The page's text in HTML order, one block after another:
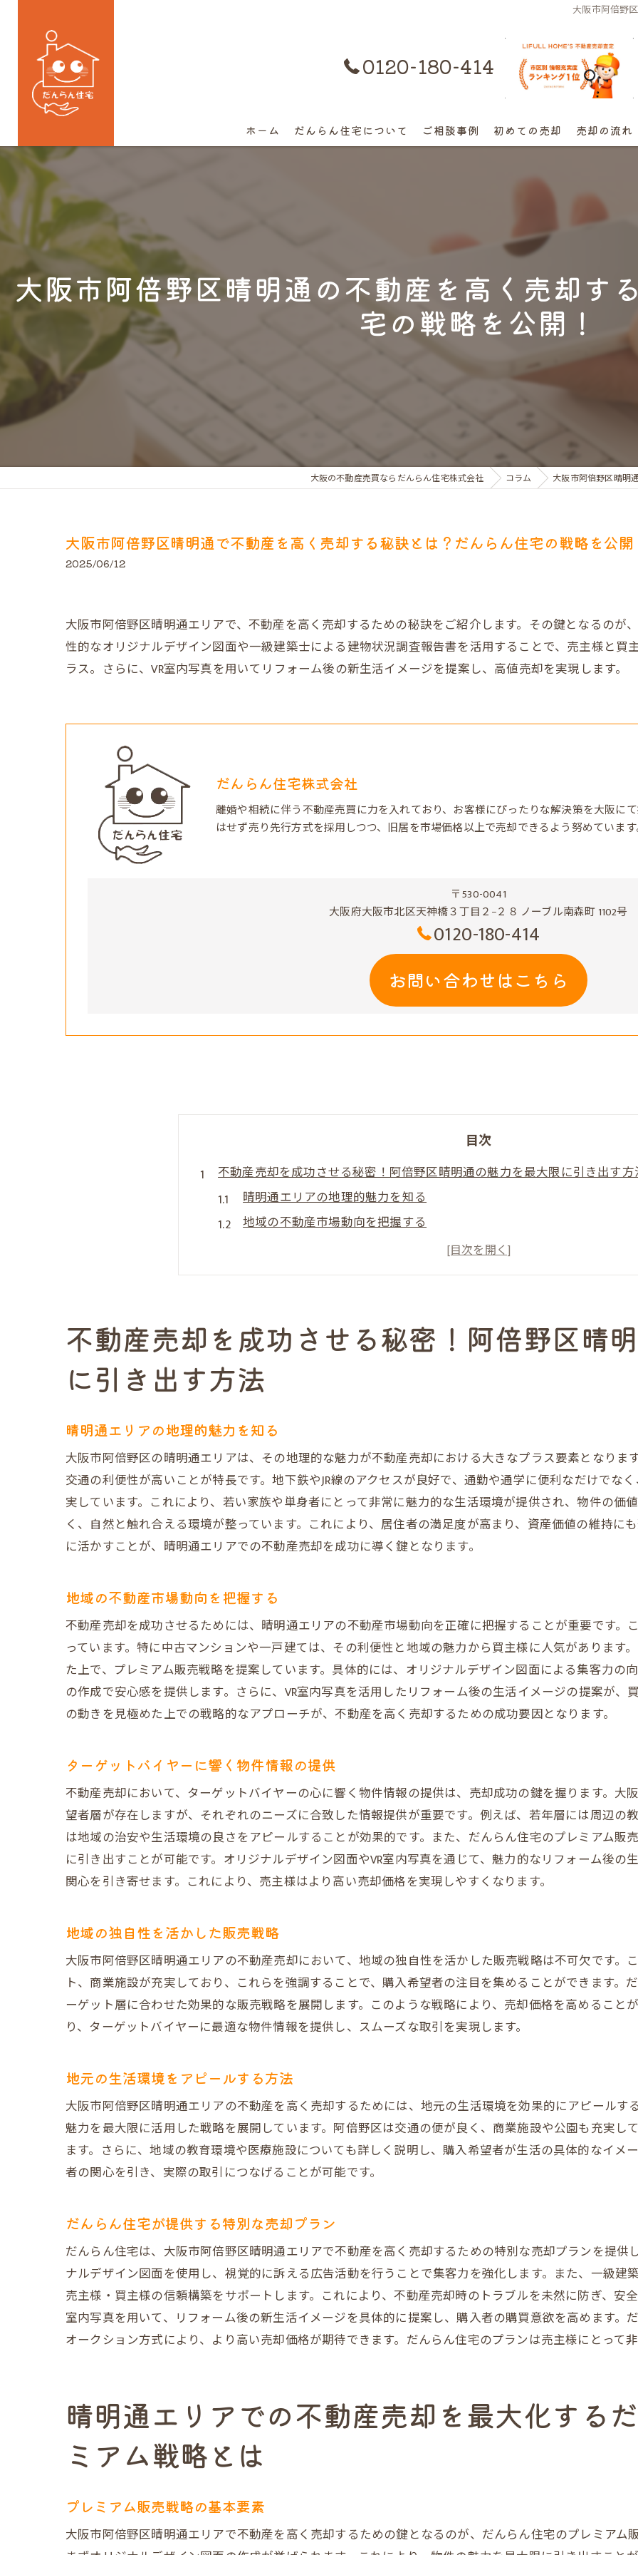
大阪市阿倍野
0120-180-414 購入はコチラ
ホーム だんらん住宅について ご相談事例
離婚不動産の売却相談
高額早期売却の相談
終活売却の相談
空き家の相談
マンショントラブルでの買替え相談
初めての売却 売却の流れ
大阪市阿倍野区晴明通の不動産を高く売却す
宅の戦略を公開！
大阪の不動産売買ならだんらん住宅株式会社 コラム 大阪市阿倍野区晴明
大阪市阿倍野区晴明通で不動産を高く売却する秘訣とは？だんらん住宅の戦略を公開
2025/06/12
大阪市阿倍野区晴明通エリアで、不動産を高く売却するための秘訣をご紹介します。その鍵となるのが
性的なオリジナルデザイン図面や一級建築士による建物状況調査報告書を活用することで、売主様と買
ラス。さらに、VR室内写真を用いてリフォーム後の新生活イメージを提案し、高値売却を実現します。
だんらん住宅株式会社
離婚や相続に伴う不動産売買に力を入れており、お客様にぴったりな解決策を大阪に
はせず売り先行方式を採用しつつ、旧居を市場価格以上で売却できるよう努めていま
〒530-0041
大阪府大阪市北区天神橋３丁目２−２８ ノーブル南森町 1102号
0120-180-414
お問い合わせはこちら
目次
不動産売却を成功させる秘密！阿倍野区晴明通の魅力を最大限に引き出す方
晴明通エリアの地理的魅力を知る
地域の不動産市場動向を把握する
ターゲットバイヤーに響く物件情報の提供
地域の独自性を活かした販売戦略
だんらん住宅が提供する特別な売却プラン
晴明通エリアでの不動産売却を最大化するだんらん住宅のプレミアム戦略と
プレミアム販売戦略の基本要素
オリジナルデザイン図面の活用法
建物状況調査報告書がもたらす安心感
VR技術で買主に新生活を提案する
仲介手数料削減で得られる経済的メリット
オークション形式のメリットを活かす
だんらん住宅が提案するオリジナルデザイン図面で魅力を引き出す不動産売
物件の個性を際立たせるデザインの秘訣
買主様の心を掴むプレゼンテーション
デザインの独自性と市場価値
成功事例から学ぶデザインの力
だんらん住宅のデザイン哲学
一級建築士による建物状況調査報告書で安心をプラス！阿倍野区晴明通で
建物状況調査報告書の重要性
売主様・買主様間のトラブル防止策
専門家の視点から見た物件評価
報告書がもたらす安心感
安心して取引できる不動産売却の実現
VR室内写真で買主様の心を掴む！だんらん住宅が描く理想の不動産売却戦略
新しい生活スタイルを提案する方法
魅力的な室内写真の撮影ポイント
VR室内写真の内覧のメリット
売却戦略におけるテクノロジーの役割
オークション形式の仕組みとメリット
不動産買取会社が競争する市場の活用法
高値売却を目指すための準備
参加者を引き付けるプレゼンテーション
期待値を超える売却成功事例
だんらん住宅だからできる！阿倍野区晴明通での笑顔あふれる不動産売却
顧客満足度を高めるサービス
売却プロセスでの安心感の提供
売主様の声を反映したサポート
成功事例から見る笑顔の理由
Google口コミ4.7の評価が示す信頼
売却計画の立て方と準備
市場調査と物件の価格設定
販売戦略の策定と実行
契約締結までの流れ
売却後のフォローアップ
不動産売却を成功させる秘密！阿倍野区晴
に引き出す方法
晴明通エリアの地理的魅力を知る
大阪市阿倍野区の晴明通エリアは、その地理的な魅力が不動産売却における大きなプラス要素となりま
交通の利便性が高いことが特長です。地下鉄やJR線のアクセスが良好で、通勤や通学に便利なだけでな
実しています。これにより、若い家族や単身者にとって非常に魅力的な生活環境が提供され、物件の価
く、自然と触れ合える環境が整っています。これにより、居住者の満足度が高まり、資産価値の維持に
に活かすことが、晴明通エリアでの不動産売却を成功に導く鍵となります。
地域の不動産市場動向を把握する
不動産売却を成功させるためには、晴明通エリアの不動産市場動向を正確に把握することが重要です。
っています。特に中古マンションや一戸建ては、その利便性と地域の魅力から買主様に人気があります
た上で、プレミアム販売戦略を提案しています。具体的には、オリジナルデザイン図面による集客力の
の作成で安心感を提供します。さらに、VR室内写真を活用したリフォーム後の生活イメージの提案が
の動きを見極めた上での戦略的なアプローチが、不動産を高く売却するための成功要因となります。
ターゲットバイヤーに響く物件情報の提供
不動産売却において、ターゲットバイヤーの心に響く物件情報の提供は、売却成功の鍵を握ります。大
望者層が存在しますが、それぞれのニーズに合致した情報提供が重要です。例えば、若年層には周辺の
は地域の治安や生活環境の良さをアピールすることが効果的です。また、だんらん住宅のプレミアム販
に引き出すことが可能です。オリジナルデザイン図面やVR室内写真を通じて、魅力的なリフォーム後
関心を引き寄せます。これにより、売主様はより高い売却価格を実現しやすくなります。
地域の独自性を活かした販売戦略
大阪市阿倍野区晴明通エリアの不動産売却において、地域の独自性を活かした販売戦略は不可欠です。
ト、商業施設が充実しており、これらを強調することで、購入希望者の注目を集めることができます。
ーゲット層に合わせた効果的な販売戦略を展開します。このような戦略により、売却価格を高めること
り、ターゲットバイヤーに最適な物件情報を提供し、スムーズな取引を実現します。
地元の生活環境をアピールする方法
大阪市阿倍野区晴明通エリアの不動産を高く売却するためには、地元の生活環境を効果的にアピールす
魅力を最大限に活用した戦略を展開しています。阿倍野区は交通の便が良く、商業施設や公園も充実し
ます。さらに、地域の教育環境や医療施設についても詳しく説明し、購入希望者が生活の具体的なイメ
者の関心を引き、実際の取引につなげることが可能です。
だんらん住宅が提供する特別な売却プラン
だんらん住宅は、大阪市阿倍野区晴明通エリアで不動産を高く売却するための特別な売却プランを提供
ナルデザイン図面を使用し、視覚的に訴える広告活動を行うことで集客力を強化します。また、一級建
売主様・買主様の信頼構築をサポートします。これにより、不動産売却時のトラブルを未然に防ぎ、安
室内写真を用いて、リフォーム後の新生活イメージを具体的に提案し、購入者の購買意欲を高めます。
オークション方式により、より高い売却価格が期待できます。だんらん住宅のプランは売主様にとって
晴明通エリアでの不動産売却を最大化する
ミアム戦略とは
プレミアム販売戦略の基本要素
大阪市阿倍野区晴明通エリアで不動産を高く売却するための鍵となるのが、だんらん住宅のプレミアム